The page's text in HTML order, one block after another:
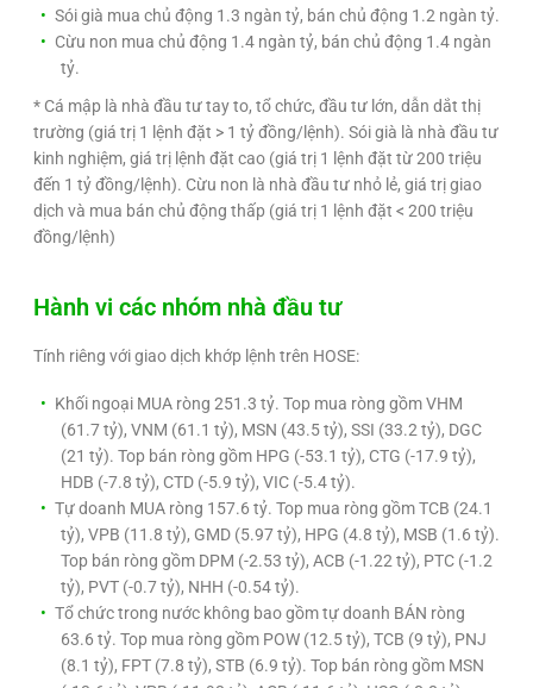
Sói già mua chủ động 1.3 ngàn tỷ, bán chủ động 1.2 ngàn tỷ.
Cừu non mua chủ động 1.4 ngàn tỷ, bán chủ động 1.4 ngàn
tỷ.
* Cá mập là nhà đầu tư tay to, tổ chức, đầu tư lớn, dẫn dắt thị
trường (giá trị 1 lệnh đặt > 1 tỷ đồng/lệnh). Sói già là nhà đầu tư
kinh nghiệm, giá trị lệnh đặt cao (giá trị 1 lệnh đặt từ 200 triệu
đến 1 tỷ đồng/lệnh). Cừu non là nhà đầu tư nhỏ lẻ, giá trị giao
dịch và mua bán chủ động thấp (giá trị 1 lệnh đặt < 200 triệu
đồng/lệnh)
Hành vi các nhóm nhà đầu tư
Tính riêng với giao dịch khớp lệnh trên HOSE:
Khối ngoại MUA ròng 251.3 tỷ. Top mua ròng gồm VHM
(61.7 tỷ), VNM (61.1 tỷ), MSN (43.5 tỷ), SSI (33.2 tỷ), DGC
(21 tỷ). Top bán ròng gồm HPG (-53.1 tỷ), CTG (-17.9 tỷ),
HDB (-7.8 tỷ), CTD (-5.9 tỷ), VIC (-5.4 tỷ).
Tự doanh MUA ròng 157.6 tỷ. Top mua ròng gồm TCB (24.1
tỷ), VPB (11.8 tỷ), GMD (5.97 tỷ), HPG (4.8 tỷ), MSB (1.6 tỷ).
Top bán ròng gồm DPM (-2.53 tỷ), ACB (-1.22 tỷ), PTC (-1.2
tỷ), PVT (-0.7 tỷ), NHH (-0.54 tỷ).
Tổ chức trong nước không bao gồm tự doanh BÁN ròng
63.6 tỷ. Top mua ròng gồm POW (12.5 tỷ), TCB (9 tỷ), PNJ
(8.1 tỷ), FPT (7.8 tỷ), STB (6.9 tỷ). Top bán ròng gồm MSN